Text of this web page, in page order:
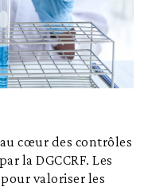
cœur des contrôles
la DGCCRF. Les
valoriser les